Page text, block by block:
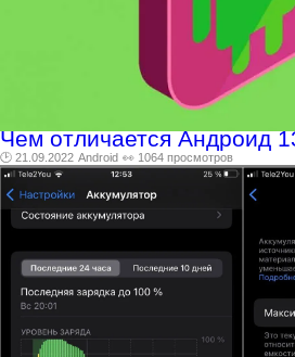
Чем отличается Андроид
🕑 21.09.2022 Android 👀 1064 просмотров